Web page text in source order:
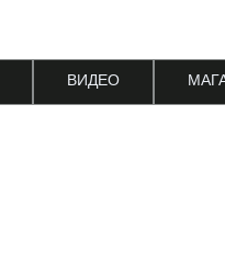
ВИДЕО